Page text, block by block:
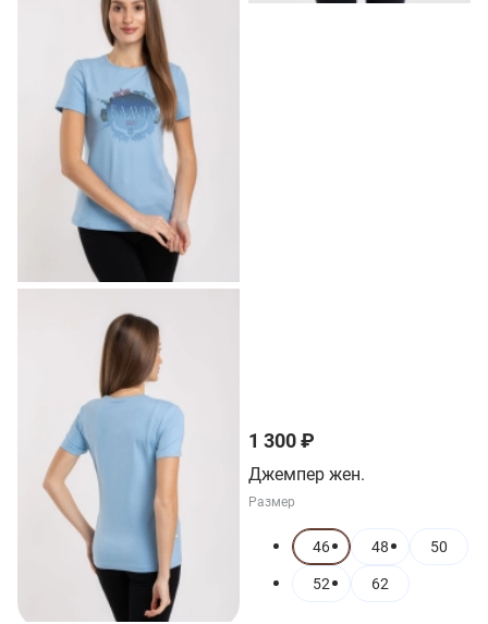
1 300 ₽
Джемпер жен.
Размер
46 48 50
52 62